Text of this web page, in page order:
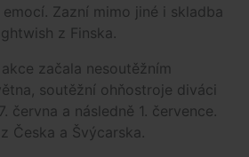
Zazní mimo jiné i skladba
z Finska.
začala nesoutěžním
soutěžní ohňostroje diváci
června a následně 1. července.
Česka a Švýcarska.